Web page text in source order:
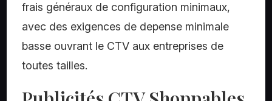
frais généraux de configuration minimaux,
avec des exigences de depense minimale
basse ouvrant le CTV aux entreprises de
toutes tailles.